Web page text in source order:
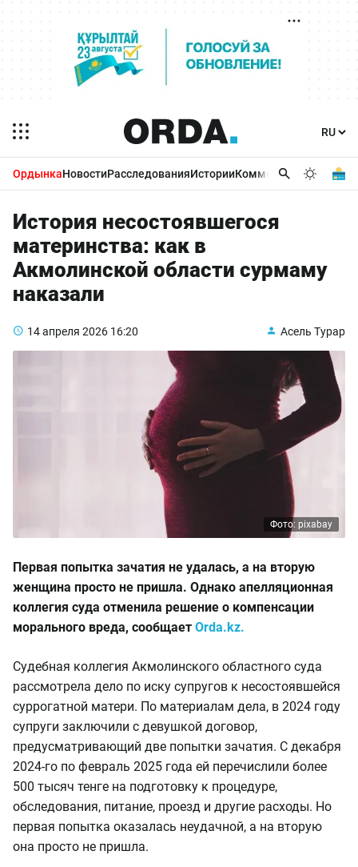
ОрдынкаНовостиРасследованияИсторииКомментарииБизнес
История несостоявшегося
материнства: как в
Акмолинской области сурмаму
наказали
14 апреля 2026 16:20 Асель Турар
Фото: pixabay
Первая попытка зачатия не удалась, а на вторую
женщина просто не пришла. Однако апелляционная
коллегия суда отменила решение о компенсации
морального вреда, сообщает Orda.kz.
Судебная коллегия Акмолинского областного суда
рассмотрела дело по иску супругов к несостоявшейся
суррогатной матери. По материалам дела, в 2024 году
супруги заключили с девушкой договор,
предусматривающий две попытки зачатия. С декабря
2024-го по февраль 2025 года ей перечислили более
500 тысяч тенге на подготовку к процедуре,
обследования, питание, проезд и другие расходы. Но
первая попытка оказалась неудачной, а на вторую
она просто не пришла.